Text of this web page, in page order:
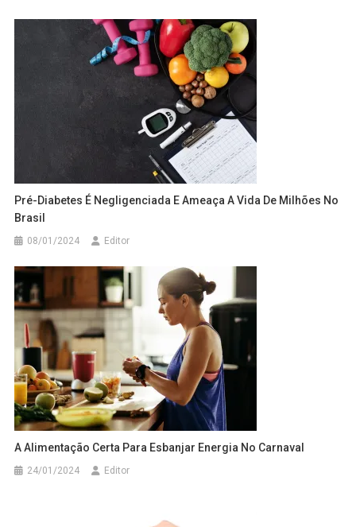
Pré-Diabetes É Negligenciada E Ameaça A Vida De Milhões No
Brasil
08/01/2024 Editor
A Alimentação Certa Para Esbanjar Energia No Carnaval
24/01/2024 Editor